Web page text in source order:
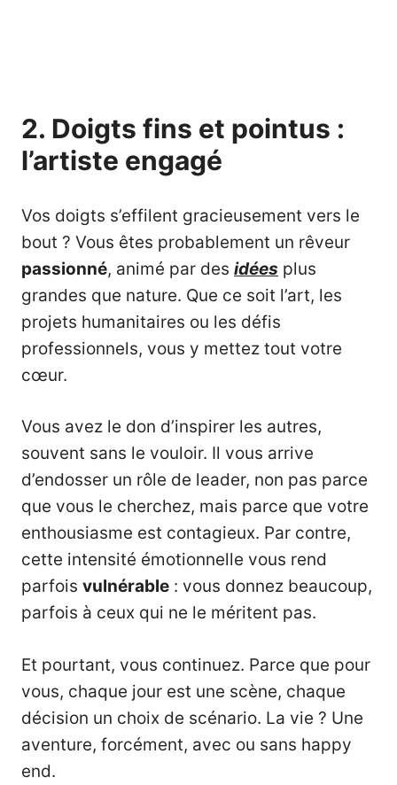
2. Doigts fins et pointus :
l’artiste engagé
Vos doigts s’effilent gracieusement vers le
bout ? Vous êtes probablement un rêveur
passionné, animé par des idées plus
grandes que nature. Que ce soit l’art, les
projets humanitaires ou les défis
professionnels, vous y mettez tout votre
cœur.
Vous avez le don d’inspirer les autres,
souvent sans le vouloir. Il vous arrive
d’endosser un rôle de leader, non pas parce
que vous le cherchez, mais parce que votre
enthousiasme est contagieux. Par contre,
cette intensité émotionnelle vous rend
parfois vulnérable : vous donnez beaucoup,
parfois à ceux qui ne le méritent pas.
Et pourtant, vous continuez. Parce que pour
vous, chaque jour est une scène, chaque
décision un choix de scénario. La vie ? Une
aventure, forcément, avec ou sans happy
end.